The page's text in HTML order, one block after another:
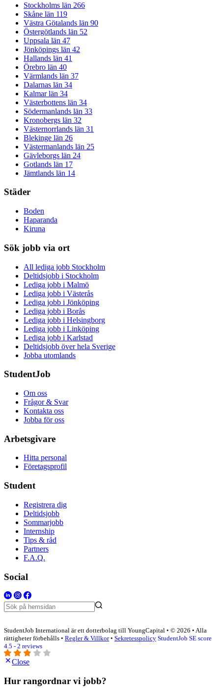
Stockholms län 266
Skåne län 119
Västra Götalands län 90
Östergötlands län 52
Uppsala län 47
Jönköpings län 42
Hallands län 41
Örebro län 40
Värmlands län 37
Dalarnas län 34
Kalmar län 34
Västerbottens län 34
Södermanlands län 33
Kronobergs län 32
Västernorrlands län 31
Blekinge län 26
Västermanlands län 25
Gävleborgs län 24
Gotlands län 17
Jämtlands län 14
Städer
Boden
Haparanda
Kiruna
Sök jobb via ort
All lediga jobb Stockholm
Deltidsjobb i Stockholm
Lediga jobb i Malmö
Lediga jobb i Västerås
Lediga jobb i Jönköping
Lediga jobb i Borås
Lediga jobb i Helsingborg
Lediga jobb i Linköping
Lediga jobb i Karlstad
Deltidsjobb över hela Sverige
Jobba utomlands
StudentJob
Om oss
Frågor & Svar
Kontakta oss
Jobba för oss
Arbetsgivare
Hitta personal
Företagsprofil
Student
Registrera dig
Deltidsjobb
Sommarjobb
Internship
Tips & råd
Partners
F.A.Q.
Social
StudentJob International är ett dotterbolag till YoungCapital • © 2026 • Alla
rättigheter förbehålls • Regler & Villkor• Sekretesspolicy StudentJob SE score
4.5 - 2 reviews
Close
Hur rangordnar vi jobb?